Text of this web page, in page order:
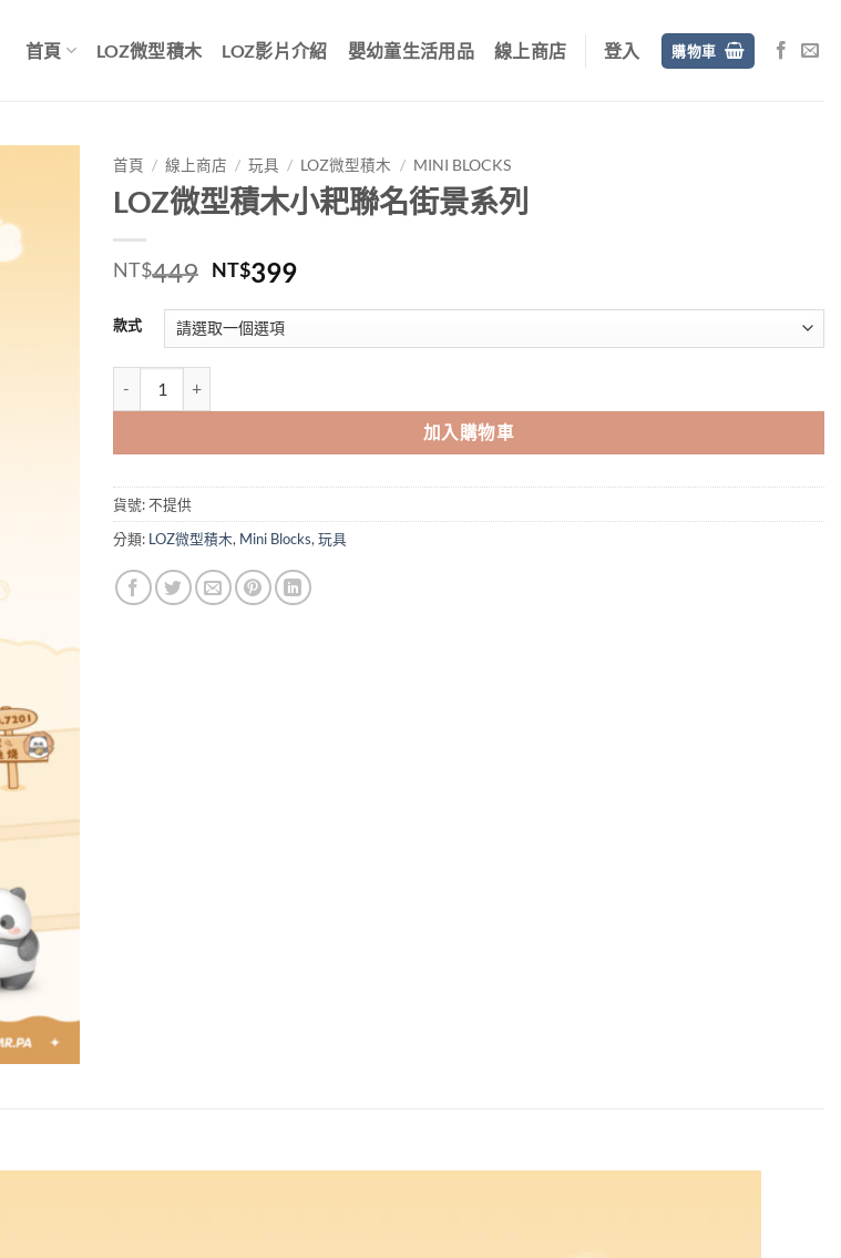
首頁 LOZ微型積木 LOZ影片介紹 嬰幼童生活用品 線上商店 登入 購物車
首頁 / 線上商店 / 玩具 / LOZ微型積木 / MINI BLOCKS
LOZ微型積木小耙聯名街景系列
NT$449 原
價
格：
NT$399目
格：
款式
加入購物車
貨號:不提供
分類: LOZ微型積木, Mini Blocks, 玩具